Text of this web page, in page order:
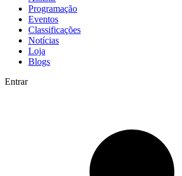
Programação
Eventos
Classificações
Notícias
Loja
Blogs
Entrar